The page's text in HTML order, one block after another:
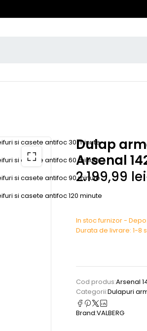
si casete antifoc 30 minute
si casete antifoc 60 minute
si casete antifoc 90 minute
si casete antifoc 120 minute
Dulap
Arsenal
2.199,99 lei
In stoc furnizor -
Durata de livrare: 1-8
Cod produs:Arsenal
Categorii:Dulapuri
Brand:VALBERG